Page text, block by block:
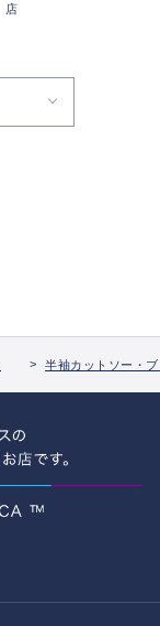
店
半袖カットソー・